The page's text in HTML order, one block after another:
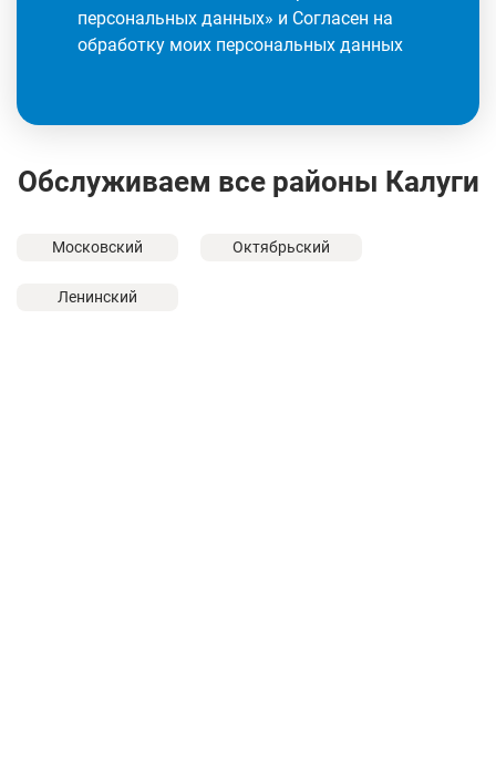
персональных данных» и Согласен на
обработку моих персональных данных
Обслуживаем все районы Калуги
Московский Октябрьский
Ленинский